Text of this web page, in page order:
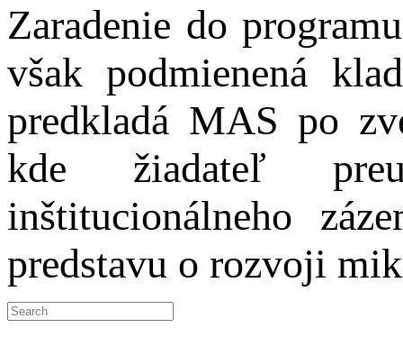
Zaradenie do
však podmienená
predkladá MAS po
kde žiadateľ
inštitucionálneho
predstavu o rozvoji